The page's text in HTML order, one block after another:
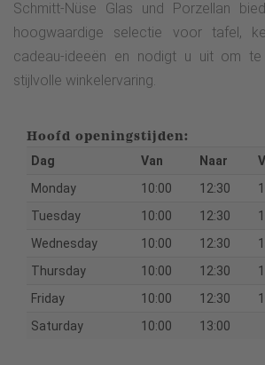
Schmitt-Nüse Glas und Porzellan
hoogwaardige selectie voor tafel,
cadeau-ideeën en nodigt u uit om
stijlvolle winkelervaring.
Hoofd openingstijden:
Dag Van Naar
Monday
10:00 12:30
Tuesday
10:00 12:30
Wednesday
10:00 12:30
Thursday
10:00 12:30
Friday
10:00 12:30
Saturday
10:00 13:00